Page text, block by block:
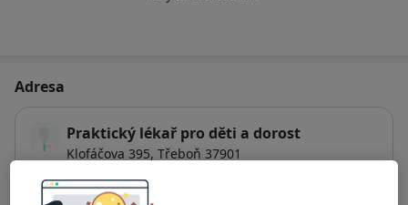
Adresa
Praktický lékař pro děti a dorost
Klofáčova 395, Třeboň 37901